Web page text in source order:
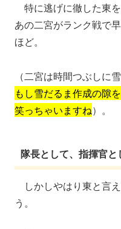
特に逃げに徹した東
あの二宮がランク戦で
ほど。
（二宮は時間つぶし
もし雪だるま作成の隙
笑っちゃいますね）。
隊長として、指揮官
しかしやはり東と言
う。